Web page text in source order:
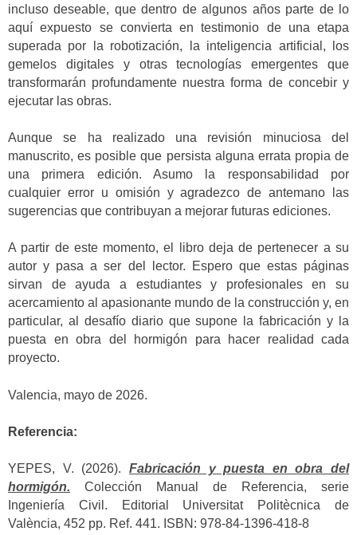
incluso deseable, que dentro de algunos años parte de lo
aquí expuesto se convierta en testimonio de una etapa
superada por la robotización, la inteligencia artificial, los
gemelos digitales y otras tecnologías emergentes que
transformarán profundamente nuestra forma de concebir y
ejecutar las obras.
Aunque se ha realizado una revisión minuciosa del
manuscrito, es posible que persista alguna errata propia de
una primera edición. Asumo la responsabilidad por
cualquier error u omisión y agradezco de antemano las
sugerencias que contribuyan a mejorar futuras ediciones.
A partir de este momento, el libro deja de pertenecer a su
autor y pasa a ser del lector. Espero que estas páginas
sirvan de ayuda a estudiantes y profesionales en su
acercamiento al apasionante mundo de la construcción y, en
particular, al desafío diario que supone la fabricación y la
puesta en obra del hormigón para hacer realidad cada
proyecto.
Valencia, mayo de 2026.
Referencia:
YEPES, V. (2026). Fabricación y puesta en obra del
hormigón. Colección Manual de Referencia, serie
Ingeniería Civil. Editorial Universitat Politècnica de
València, 452 pp. Ref. 441. ISBN: 978-84-1396-418-8